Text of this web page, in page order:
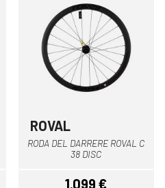
RODA
RAPIDE
Carbono-Negro
ROVAL
RODA DEL DARRERE ROVAL C
38 DISC
1.099 €